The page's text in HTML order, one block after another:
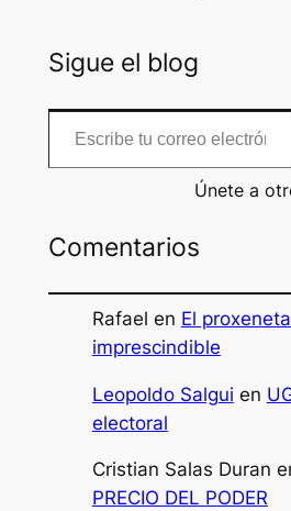
Sigue el blog
Escribe tu correo electrónico…
Únete a
Comentarios
Rafael en El
imprescindible
Leopoldo Salgui en
electoral
Cristian Salas Duran
PRECIO DEL PODER